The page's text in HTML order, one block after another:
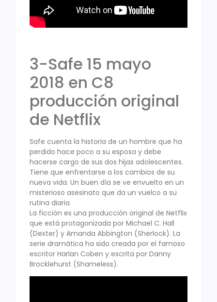
3-Safe 15 mayo
2018 en C8
producción original
de Netflix
Safe cuenta la historia de un hombre que ha
perdido hace poco a su esposa y debe
hacerse cargo de sus dos hijas adolescentes.
Tiene que enfrentarse a los cambios de su
nueva vida. Un buen día se ve envuelto en un
misterioso asesinato que da un vuelco a su
rutina diaria
La ficción es una producción original de Netflix
que está protagonizada por Michael C. Hall
(Dexter) y Amanda Abbington (Sherlock). La
serie dramática ha sido creada por el famoso
escritor Harlan Coben y escrita por Danny
Brocklehurst (Shameless).